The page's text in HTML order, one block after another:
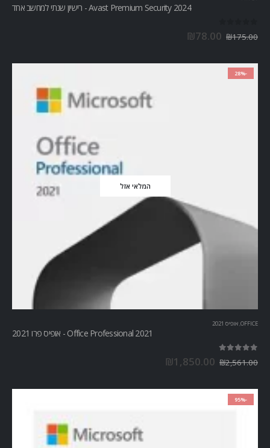
Avast Premium Security 2024 - רישיון שנתי למחשב אחד
₪175.00
₪78.00
-28%
המלאי אזל
OFFICE
, אופיס 2021
Office Professional 2021 - אופיס פרו 2021
₪2,561.00
₪1,850.00
-95%